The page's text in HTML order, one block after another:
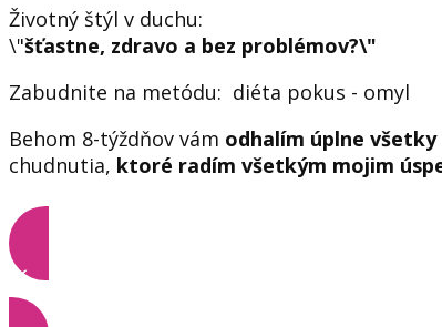
Životný štýl v duchu:
\"šťastne, zdravo a bez problémov?\"
Zabudnite na metódu: diéta pokus - omyl
Behom 8-týždňov vám odhalím úplne
chudnutia, ktoré radím všetkým mojim
Čo získate?